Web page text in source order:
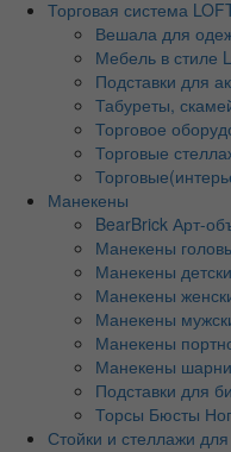
Торговая система
Вешала для
Мебель в стиле
Подставки для
Табуреты,
Торговое
Торговые
Манекены
BearBrick Арт-
Манекены
Манекены
Манекены
Манекены
Манекены
Манекены
Подставки для
Торсы Бюсты
Стойки и стеллажи